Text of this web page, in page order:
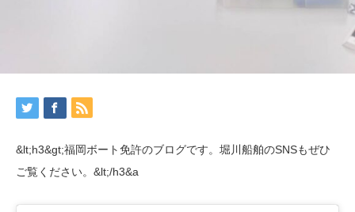
&lt;h3&gt;福岡ボート免許のブログです。堀川船舶のSNSもぜひ
ご覧ください。&lt;/h3&a